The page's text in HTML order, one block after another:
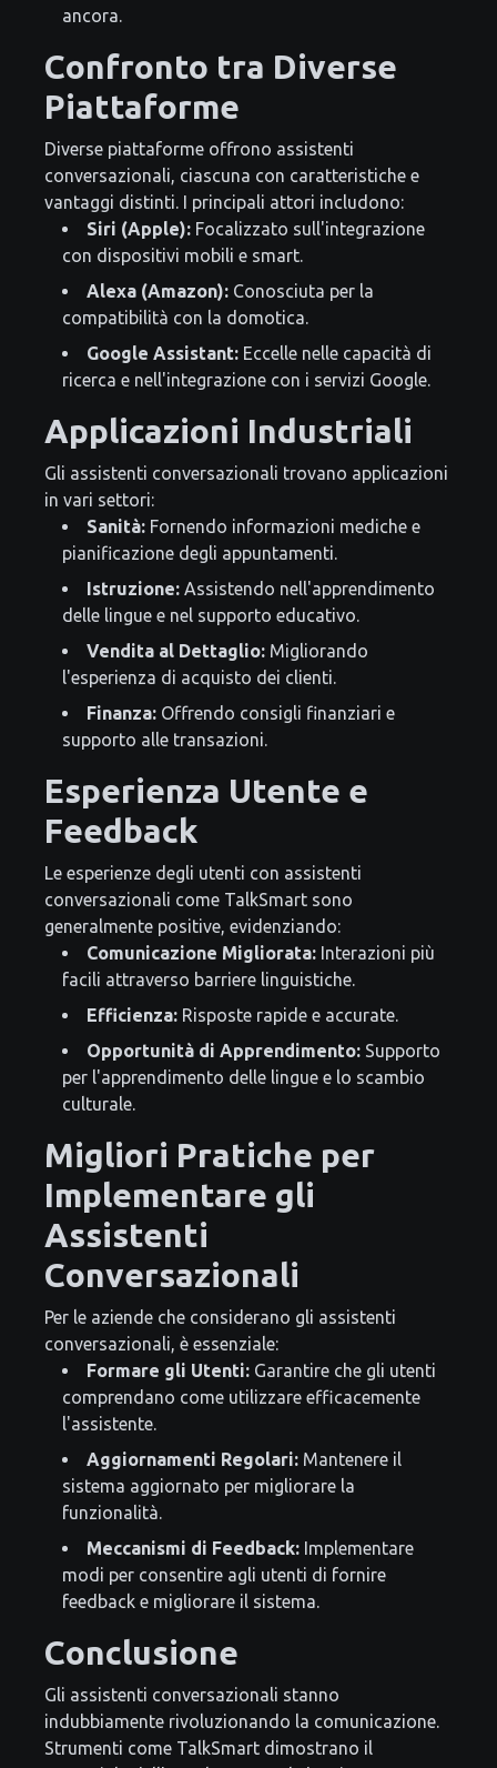
ancora.
Confronto tra Diverse
Piattaforme
Diverse piattaforme offrono assistenti
conversazionali, ciascuna con caratteristiche e
vantaggi distinti. I principali attori includono:
Siri (Apple): Focalizzato sull'integrazione
con dispositivi mobili e smart.
Alexa (Amazon): Conosciuta per la
compatibilità con la domotica.
Google Assistant: Eccelle nelle capacità di
ricerca e nell'integrazione con i servizi Google.
Applicazioni Industriali
Gli assistenti conversazionali trovano applicazioni
in vari settori:
Sanità: Fornendo informazioni mediche e
pianificazione degli appuntamenti.
Istruzione: Assistendo nell'apprendimento
delle lingue e nel supporto educativo.
Vendita al Dettaglio: Migliorando
l'esperienza di acquisto dei clienti.
Finanza: Offrendo consigli finanziari e
supporto alle transazioni.
Esperienza Utente e
Feedback
Le esperienze degli utenti con assistenti
conversazionali come TalkSmart sono
generalmente positive, evidenziando:
Comunicazione Migliorata: Interazioni più
facili attraverso barriere linguistiche.
Efficienza: Risposte rapide e accurate.
Opportunità di Apprendimento: Supporto
per l'apprendimento delle lingue e lo scambio
culturale.
Migliori Pratiche per
Implementare gli
Assistenti
Conversazionali
Per le aziende che considerano gli assistenti
conversazionali, è essenziale:
Formare gli Utenti: Garantire che gli utenti
comprendano come utilizzare efficacemente
l'assistente.
Aggiornamenti Regolari: Mantenere il
sistema aggiornato per migliorare la
funzionalità.
Meccanismi di Feedback: Implementare
modi per consentire agli utenti di fornire
feedback e migliorare il sistema.
Conclusione
Gli assistenti conversazionali stanno
indubbiamente rivoluzionando la comunicazione.
Strumenti come TalkSmart dimostrano il